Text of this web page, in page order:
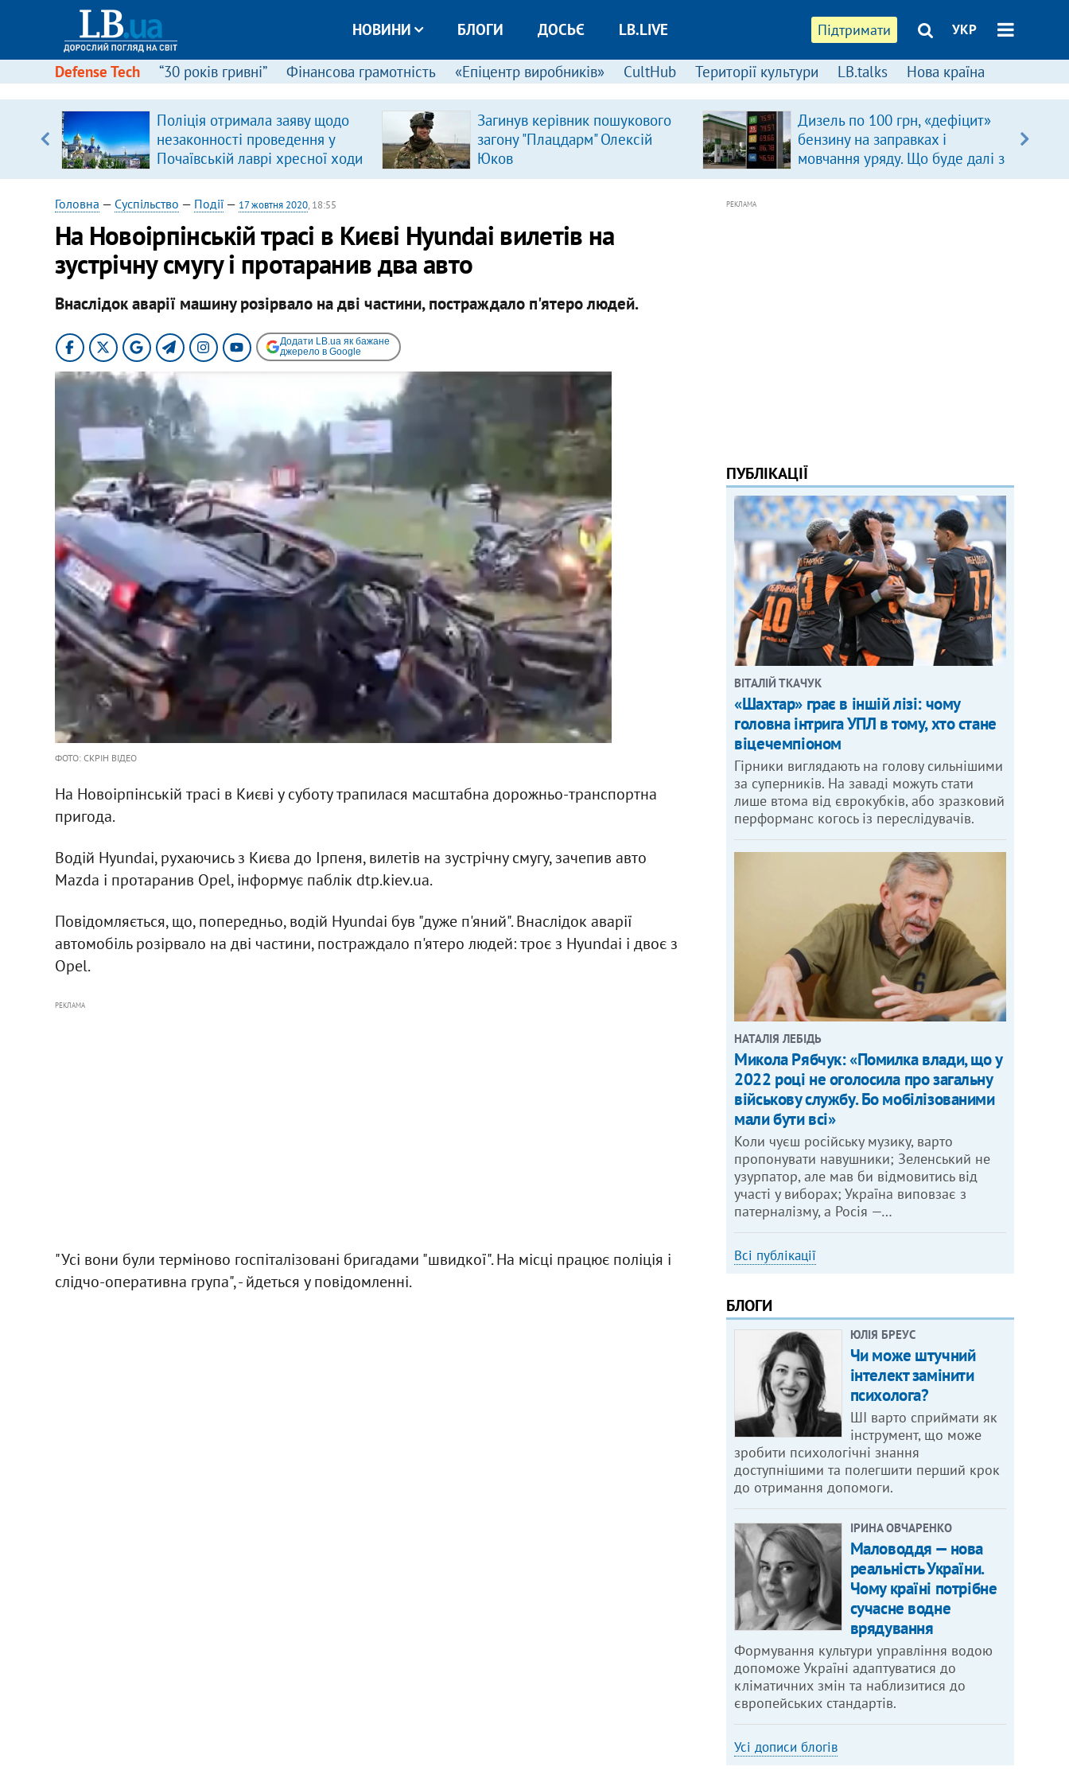
Підтримати УКР
НОВИНИ БЛОГИ ДОСЬЄ LB.LIVE
Defense Tech “30 років гривні” Фінансова грамотність «Епіцентр виробників» CultHub Території культури LB.talks Нова країна
Поліція отримала заяву щодо
незаконності проведення у
Почаївській лаврі хресної ходи
Загинув керівник пошукового
загону "Плацдарм" Олексій
Юков
Дизель по 100 грн, «дефіцит»
бензину на заправках і
мовчання уряду. Що буде далі з
цінами на пальне?
Головна — Суспільство — Події— 17 жовтня 2020, 18:55
На Новоірпінській трасі в Києві Hyundai вилетів на
зустрічну смугу і протаранив два авто
Внаслідок аварії машину розірвало на дві частини, постраждало п'ятеро людей.
Додати LB.ua як бажане
джерело в Google
ФОТО: СКРІН ВІДЕО
На Новоірпінській трасі в Києві у суботу трапилася масштабна дорожньо-транспортна
пригода.
Водій Hyundai, рухаючись з Києва до Ірпеня, вилетів на зустрічну смугу, зачепив авто
Mazda і протаранив Оpel, інформує паблік dtp.kiev.ua.
Повідомляється, що, попередньо, водій Hyundai був "дуже п'яний". Внаслідок аварії
автомобіль розірвало на дві частини, постраждало п'ятеро людей: троє з Hyundai і двоє з
Оpel.
РЕКЛАМА
"Усі вони були терміново госпіталізовані бригадами "швидкої". На місці працює поліція і
слідчо-оперативна група", - йдеться у повідомленні.
РЕКЛАМА
ПУБЛІКАЦІЇ
ВІТАЛІЙ ТКАЧУК
«Шахтар» грає в іншій лізі: чому
головна інтрига УПЛ в тому, хто стане
віцечемпіоном
Гірники виглядають на голову сильнішими
за суперників. На заваді можуть стати
лише втома від єврокубків, або зразковий
перформанс когось із переслідувачів.
НАТАЛІЯ ЛЕБІДЬ
Микола Рябчук: «Помилка влади, що у
2022 році не оголосила про загальну
військову службу. Бо мобілізованими
мали бути всі»
Коли чуєш російську музику, варто
пропонувати навушники; Зеленський не
узурпатор, але мав би відмовитись від
участі у виборах; Україна виповзає з
патерналізму, а Росія —…
Всі публікації
БЛОГИ
ЮЛІЯ БРЕУС
Чи може штучний
інтелект замінити
психолога?
ШІ варто сприймати як
інструмент, що може
зробити психологічні знання
доступнішими та полегшити перший крок
до отримання допомоги.
ІРИНА ОВЧАРЕНКО
Маловоддя — нова
реальність України.
Чому країні потрібне
сучасне водне
врядування
Формування культури управління водою
допоможе Україні адаптуватися до
кліматичних змін та наблизитися до
європейських стандартів.
Усі дописи блогів